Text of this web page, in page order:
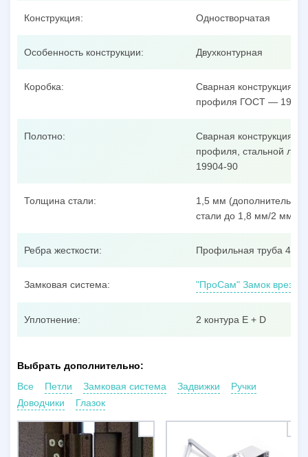
Конструкция: Одностворчатая
Особенность конструкции: Двухконтурная
Коробка:
Сварная конструкция из
профиля ГОСТ —
Полотно:
Сварная конструкция из
профиля, стальной
19904-90
Толщина стали:
1,5 мм
стали до 1,8 мм/2 мм/3
Ребра жесткости: Профильная труба
Замковая система: "ПроСам" Замок
Уплотнение: 2 контура E + D
Выбрать дополнительно:
Все
Петли Замковая система Задвижки
Ручки
Доводчики
Глазок